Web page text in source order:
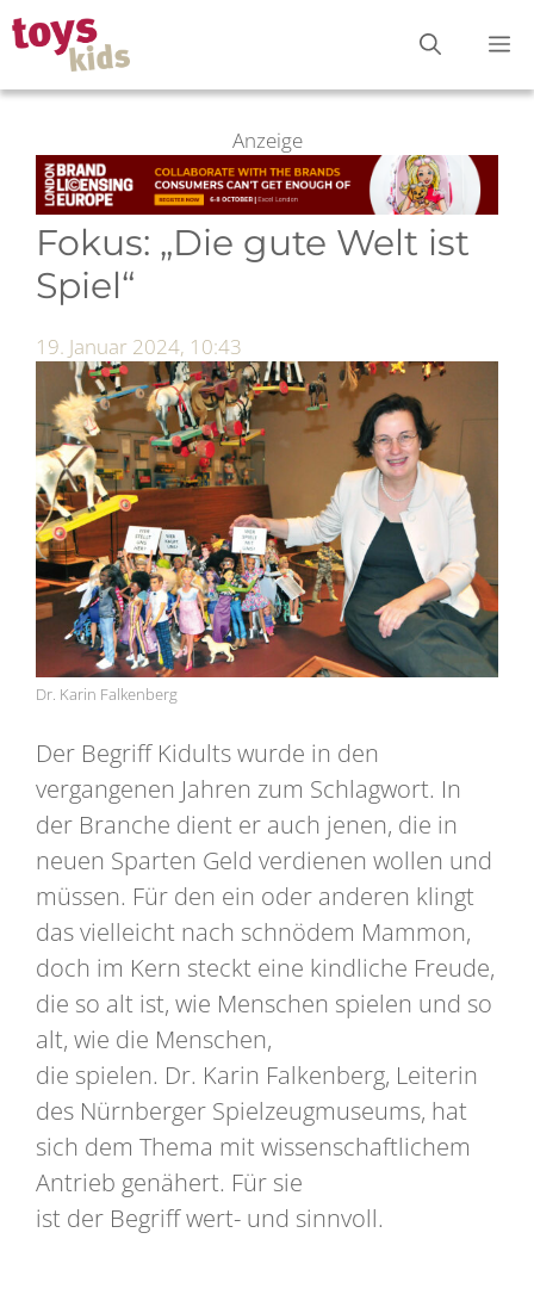
Zum
Inhalt
springen
Anzeige
Fokus: „Die gute Welt ist
Spiel“
19. Januar 2024, 10:43
Dr. Karin Falkenberg
Der Begriff Kidults wurde in den
vergangenen Jahren zum Schlagwort. In
der Branche dient er auch jenen, die in
neuen Sparten Geld verdienen wollen und
müssen. Für den ein oder anderen klingt
das vielleicht nach schnödem Mammon,
doch im Kern steckt eine kindliche Freude,
die so alt ist, wie Menschen spielen und so
alt, wie die Menschen,
die spielen. Dr. Karin Falkenberg, Leiterin
des Nürnberger Spielzeugmuseums, hat
sich dem Thema mit wissenschaftlichem
Antrieb genähert. Für sie
ist der Begriff wert- und sinnvoll.